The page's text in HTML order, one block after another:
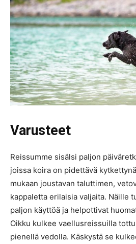
Varusteet
Reissumme sisälsi paljon
joissa koira on pidettävä
mukaan joustavan taluttimen,
kappaletta erilaisia valjaita. Näille
paljon käyttöä ja helpottivat
Oikku kulkee vaellusreissuilla
pienellä vedolla. Käskystä se